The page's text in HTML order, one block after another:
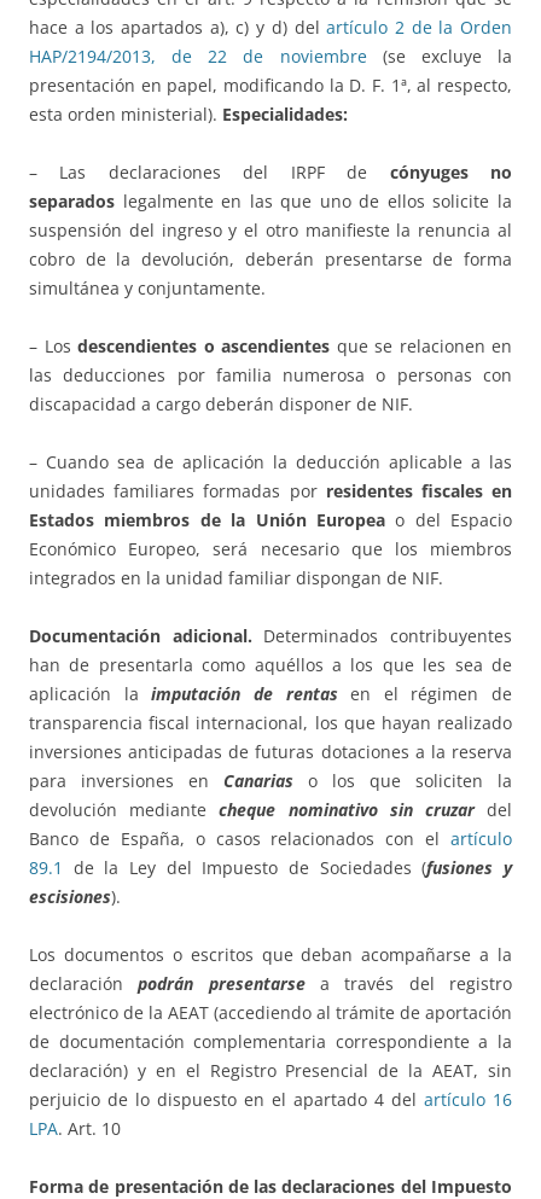
hace a los apartados a), c) y d) delartículo 2 de la Orden
HAP/2194/2013, de 22 de noviembre(se excluye la
presentación en papel, modificando la D. F. 1ª, al respecto,
esta orden ministerial). Especialidades:
– Las declaraciones del IRPF de cónyuges no
separados legalmente en las que uno de ellos solicite la
suspensión del ingreso y el otro manifieste la renuncia al
cobro de la devolución, deberán presentarse de forma
simultánea y conjuntamente.
– Los descendientes o ascendientes que se relacionen en
las deducciones por familia numerosa o personas con
discapacidad a cargo deberán disponer de NIF.
– Cuando sea de aplicación la deducción aplicable a las
unidades familiares formadas por residentes fiscales en
Estados miembros de la Unión Europeao del Espacio
Económico Europeo, será necesario que los miembros
integrados en la unidad familiar dispongan de NIF.
Documentación adicional. Determinados contribuyentes
han de presentarla como aquéllos a los que les sea de
aplicación laimputación de rentas en el régimen de
transparencia fiscal internacional, los que hayan realizado
inversiones anticipadas de futuras dotaciones a la reserva
para inversiones en Canarias o los que soliciten la
devolución mediantecheque nominativo sin cruzardel
Banco de España, o casos relacionados con el artículo
89.1
de la Ley del Impuesto de Sociedades (fusiones y
escisiones).
Los documentos o escritos que deban acompañarse a la
declaraciónpodrán presentarsea través del registro
electrónico de la AEAT (accediendo al trámite de aportación
de documentación complementaria correspondiente a la
declaración) y en el Registro Presencial de la AEAT, sin
perjuicio de lo dispuesto en el apartado 4 del artículo 16
LPA. Art. 10
Forma de presentación de las declaraciones del Impuesto